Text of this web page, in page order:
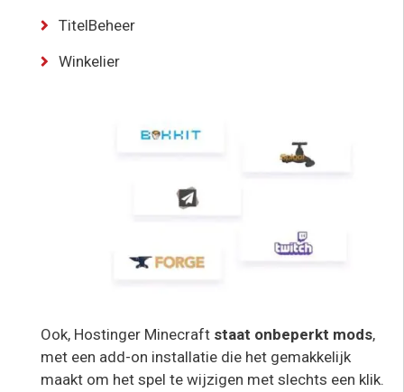
TitelBeheer
Winkelier
Ook, Hostinger Minecraft staat onbeperkt mods,
met een add-on installatie die het gemakkelijk
maakt om het spel te wijzigen met slechts een klik.